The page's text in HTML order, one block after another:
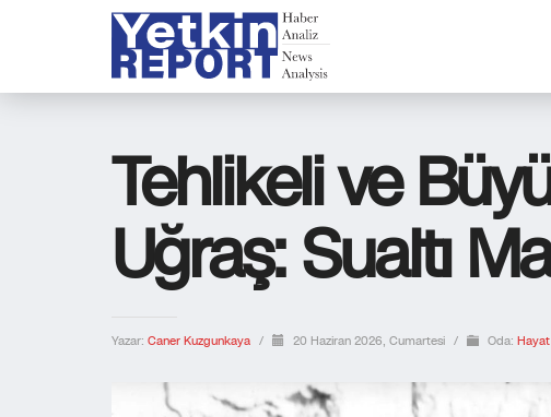
Tehlikeli ve
Uğraş: Sualtı
Yazar: Caner Kuzgunkaya / 20 Haziran 2026, Cumartesi / Oda: Hayat